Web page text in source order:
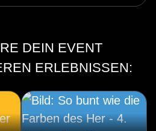
DEIN EVENT
ERLEBNISSEN: